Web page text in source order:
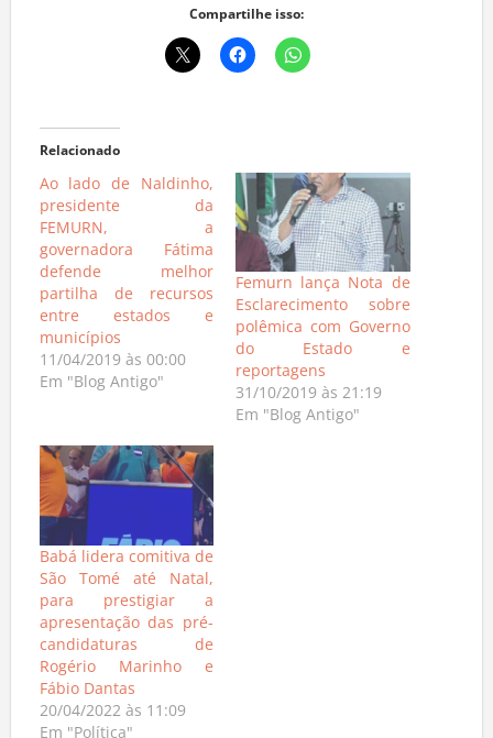
Compartilhe isso:
Relacionado
Ao lado de Naldinho,
presidente da
FEMURN, a
governadora Fátima
defende melhor
partilha de recursos
entre estados e
municípios
11/04/2019 às 00:00
Em "Blog Antigo"
Femurn lança Nota de
Esclarecimento sobre
polêmica com Governo
do Estado e
reportagens
31/10/2019 às 21:19
Em "Blog Antigo"
Babá lidera comitiva de
São Tomé até Natal,
para prestigiar a
apresentação das pré-
candidaturas de
Rogério Marinho e
Fábio Dantas
20/04/2022 às 11:09
Em "Política"